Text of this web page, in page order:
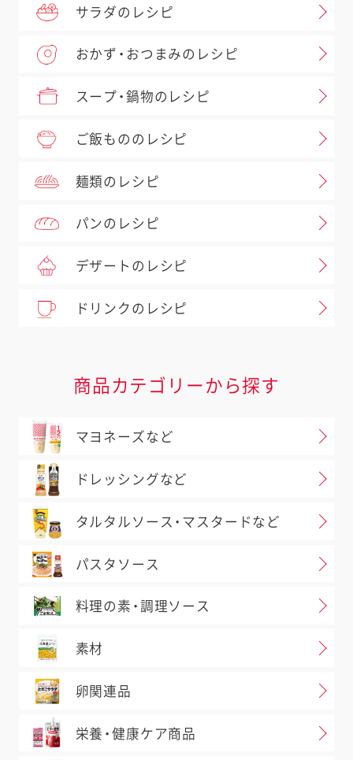
サラダのレシピ
おかず・おつまみのレシピ
スープ・鍋物のレシピ
ご飯もののレシピ
麺類のレシピ
パンのレシピ
デザートのレシピ
ドリンクのレシピ
商品カテゴリーから探す
マヨネーズなど
ドレッシングなど
タルタルソース・マスタードなど
パスタソース
料理の素・調理ソース
素材
卵関連品
栄養・健康ケア商品